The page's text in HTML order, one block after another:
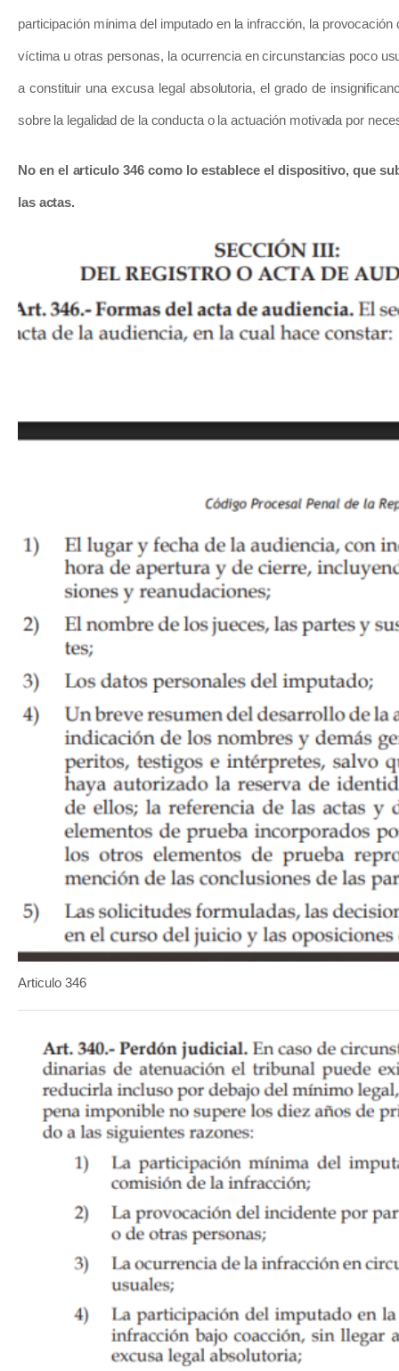
participación mínima del imputado en la infracción, la provocación
víctima u otras personas, la ocurrencia en circunstancias poco
a constituir una excusa legal absolutoria, el grado de
sobre la legalidad de la conducta o la actuación motivada por
No en el articulo 346 como lo establece el dispositivo, que
las actas.
Articulo 346